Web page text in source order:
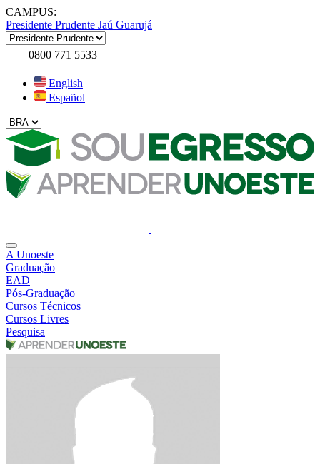
CAMPUS:
Presidente Prudente Jaú Guarujá
0800 771 5533
English
Español
A Unoeste
Graduação
EAD
Pós-Graduação
Cursos Técnicos
Cursos Livres
Pesquisa